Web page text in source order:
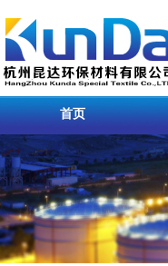
首页